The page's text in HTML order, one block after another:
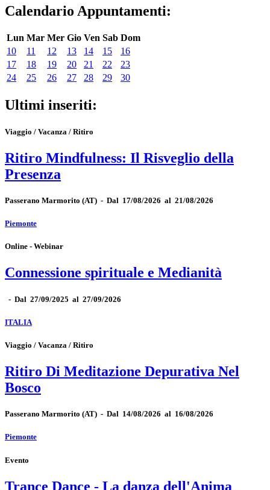
Calendario Appuntamenti:
Lun Mar Mer Gio Ven Sab Dom
10
11 12 13 14 15
16
17
18 19 20 21 22
23
24
25 26 27 28 29 30
Ultimi inseriti:
Viaggio / Vacanza / Ritiro
Ritiro Mindfulness: Il Risveglio della
Presenza
Passerano Marmorito (AT) - Dal 17/08/2026 al 21/08/2026
Piemonte
Online - Webinar
Connessione spirituale e Medianità
- Dal 27/09/2025 al 27/09/2026
ITALIA
Viaggio / Vacanza / Ritiro
Ritiro Di Meditazione Depurativa Nel
Bosco
Passerano Marmorito (AT) - Dal 14/08/2026 al 16/08/2026
Piemonte
Evento
Trance Dance - La danza dell'Anima